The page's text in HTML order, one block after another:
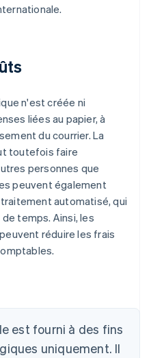
n'est créée ni
liées au papier, à
du courrier. La
toutefois faire
personnes que
peuvent également
automatisé, qui
temps. Ainsi, les
réduire les frais
est fourni à des fins
uniquement. Il